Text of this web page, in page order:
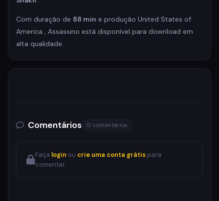
Com duração de 88 min e produção United States of
America , Assassino está disponível para download em
alta qualidade.
Comentários 0 comentários
Faça login ou crie uma conta grátis para
comentar.